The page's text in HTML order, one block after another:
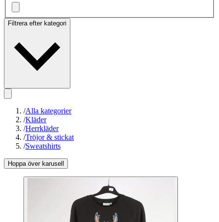
Filtrera efter kategori
/Alla kategorier
/Kläder
/Herrkläder
/Tröjor & stickat
/Sweatshirts
Hoppa över karusell